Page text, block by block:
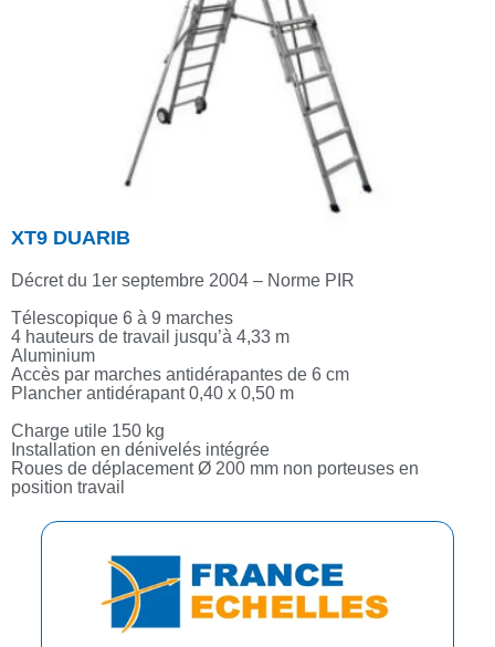
XT9 DUARIB
Décret du 1er septembre 2004 – Norme PIR
Télescopique 6 à 9 marches
4 hauteurs de travail jusqu’à 4,33 m
Aluminium
Accès par marches antidérapantes de 6 cm
Plancher antidérapant 0,40 x 0,50 m
Charge utile 150 kg
Installation en dénivelés intégrée
Roues de déplacement Ø 200 mm non porteuses en
position travail